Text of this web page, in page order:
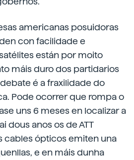
americanas posuidoras
con facilidade e
están por moito
máis duro dos partidarios
é a fraxilidade do
Pode ocorrer que rompa o
uns 6 meses en localizar a
dous anos os de ATT
cables ópticos emiten una
e en máis dunha